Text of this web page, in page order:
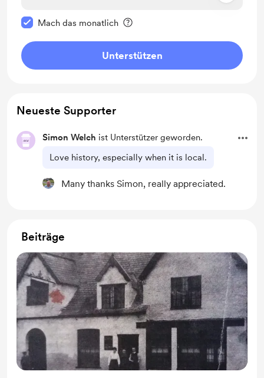
Mach das monatlich
Unterstützen
Neueste Supporter
Simon Welch ist Unterstützer geworden.
Love history, especially when it is local.
Many thanks Simon, really appreciated.
Beiträge